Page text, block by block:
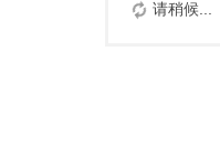
请稍候...